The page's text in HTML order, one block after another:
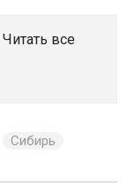
Читать все
Сибирь